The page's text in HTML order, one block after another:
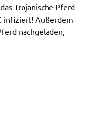
Trojanische Pferd
infiziert! Außerdem
nachgeladen,